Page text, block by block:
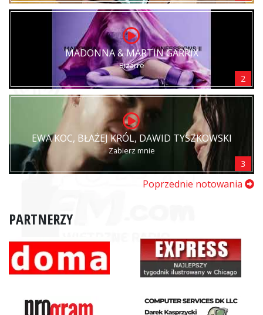
MADONNA & MARTIN GARRIX
Bizarre
2
EWA KOC, BŁAŻEJ KRÓL, DAWID TYSZKOWSKI
Zabierz mnie
3
Poprzednie notowania
PARTNERZY